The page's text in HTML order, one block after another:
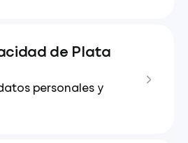
de Plata
personales y